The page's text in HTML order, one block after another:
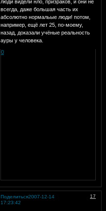
люди видели нло, призраков, и они не
всегда, даже большая часть их
абсолютно нормальые люди! потом,
например, ещё лет 25, по-моему,
назад, доказали учёные реальность
ауры у человека.
0
Поделиться 17
2007-12-14
17:23:42